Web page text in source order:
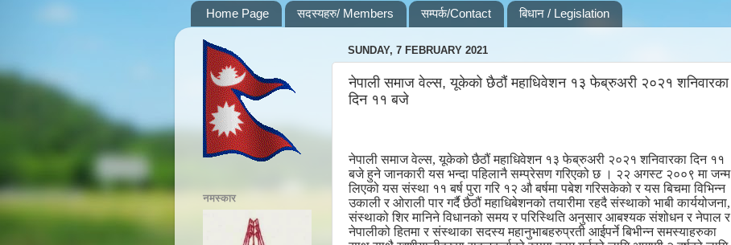
Home Page सदस्यहरु/ Members सम्पर्क/Contact बिधान / Legislation
SUNDAY, 7 FEBRUARY 2021
नेपाली समाज वेल्स, यूकेको छैठौं महाधिवेशन १३ फेब्रुअरी २०२१ शनिवारका
दिन ११ बजे
नेपाली समाज वेल्स,यूकेको छैठौं महाधिवेशन १३ फेब्रुअरी २०२१ शनिवारका दिन ११
बजे हुने जानकारी यस भन्दा पहिलानै सम्प्रेसण गरिएको छ । २२ अगस्ट २००९ मा जन्म
लिएको यस संस्था ११ बर्ष पुरा गरि १२ औ बर्षमा पबेश गरिसकेको र यस बिचमा विभिन्न
उकाली र ओराली पार गर्दै छैठौं महाधिबेशनको तयारीमा रहदै संस्थाको भाबी कार्ययोजना,
संस्थाको शिर मानिने विधानको समय र परिस्थिति अनुसार आबश्यक संशोधन र नेपाल र
नेपालीको हितमा र संस्थाका सदस्य महानुभाबहरुप्रती आईपर्ने बिभीन्न समस्याहरुका
नमस्कार